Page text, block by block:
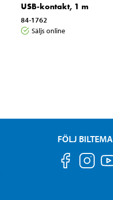
USB-kontakt, 1 m
84-1762
Säljs online
FÖLJ BILTEMA